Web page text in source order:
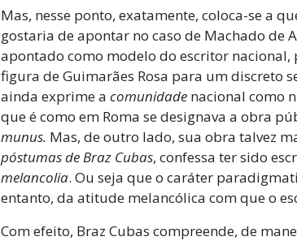
Mas, nesse ponto, exatamente, coloca-se a
gostaria de apontar no caso de Machado de
apontado como modelo do escritor nacional,
figura de Guimarães Rosa para um discreto
ainda exprime a comunidade nacional como
que é como em Roma se designava a obra
munus. Mas, de outro lado, sua obra talvez
póstumas de Braz Cubas, confessa ter sido
melancolia. Ou seja que o caráter
entanto, da atitude melancólica com que o
Com efeito, Braz Cubas compreende, de